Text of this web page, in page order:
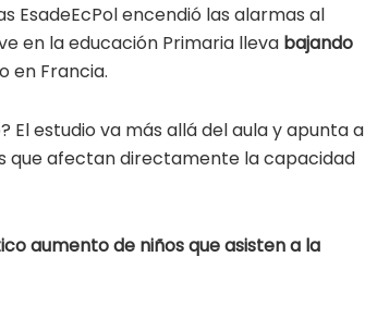
encendió las alarmas al
en la educación Primaria lleva bajando
en Francia.
El estudio va más allá del aula y apunta a
que afectan directamente la capacidad
aumento de niños que asisten a la